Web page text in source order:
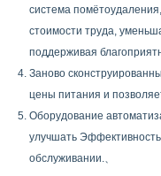
система
стоимости труда,
поддерживая
Заново
цены питания и
Оборудование
улучшать
обслуживании.、